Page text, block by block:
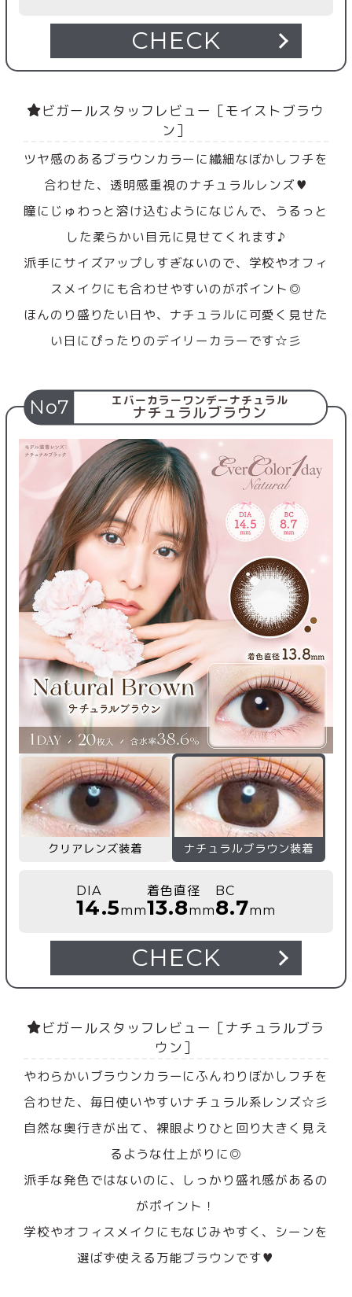
CHECK
ビガールスタッフレビュー［モイストブラウ
ン］
ツヤ感のあるブラウンカラーに繊細なぼかしフチを
合わせた、透明感重視のナチュラルレンズ♥
瞳にじゅわっと溶け込むようになじんで、うるっと
した柔らかい目元に見せてくれます♪
派手にサイズアップしすぎないので、学校やオフィ
スメイクにも合わせやすいのがポイント◎
ほんのり盛りたい日や、ナチュラルに可愛く見せた
い日にぴったりのデイリーカラーです☆彡
No7 エバーカラーワンデーナチュラル
ナチュラルブラウン
クリアレンズ装着 ナチュラルブラウン装着
DIA
14.5mm
着色直径
13.8mm
BC
8.7mm
CHECK
ビガールスタッフレビュー［ナチュラルブラ
ウン］
やわらかいブラウンカラーにふんわりぼかしフチを
合わせた、毎日使いやすいナチュラル系レンズ☆彡
自然な奥行きが出て、裸眼よりひと回り大きく見え
るような仕上がりに◎
派手な発色ではないのに、しっかり盛れ感があるの
がポイント！
学校やオフィスメイクにもなじみやすく、シーンを
選ばず使える万能ブラウンです♥